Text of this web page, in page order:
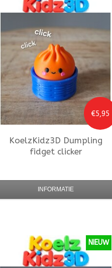
€5,95
KoelzKidz3D Dumpling
fidget clicker
INFORMATIE
NIEUW